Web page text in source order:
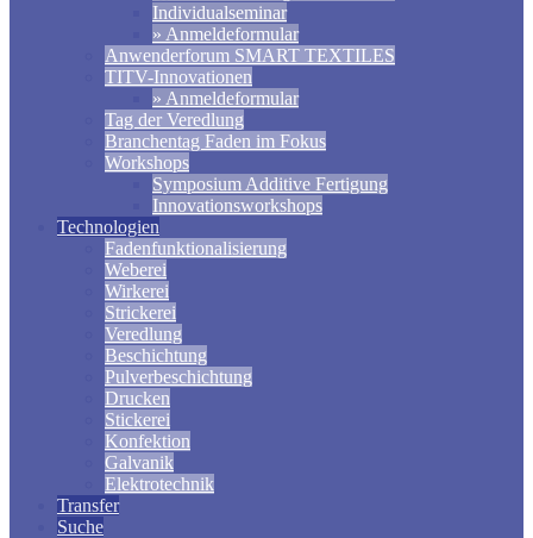
Individualseminar
» Anmeldeformular
Anwenderforum SMART TEXTILES
TITV-Innovationen
» Anmeldeformular
Tag der Veredlung
Branchentag Faden im Fokus
Workshops
Symposium Additive Fertigung
Innovationsworkshops
Technologien
Fadenfunktionalisierung
Weberei
Wirkerei
Strickerei
Veredlung
Beschichtung
Pulverbeschichtung
Drucken
Stickerei
Konfektion
Galvanik
Elektrotechnik
Transfer
Suche